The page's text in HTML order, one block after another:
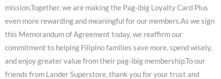
mission.Together, we are making the Pag-ibig Loyalty Card Plus
even more rewarding and meaningful for our members.As we sign
this Memorandum of Agreement today, we reaffirm our
commitment to helping Filipino families save more, spend wisely,
and enjoy greater value from their pag-ibig membership.To our
friends from Lander Superstore, thank you for your trust and